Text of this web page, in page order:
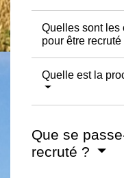
Quelles sont les
pour être
Quelle est la
Que se
recruté ?